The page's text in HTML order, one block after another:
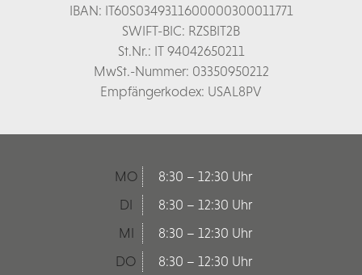
IBAN: IT60S0349311600000300011771
SWIFT-BIC: RZSBIT2B
St.Nr.: IT 94042650211
MwSt.-Nummer: 03350950212
Empfängerkodex: USAL8PV
MO
8:30 – 12:30 Uhr
DI
8:30 – 12:30 Uhr
MI
8:30 – 12:30 Uhr
DO
8:30 – 12:30 Uhr